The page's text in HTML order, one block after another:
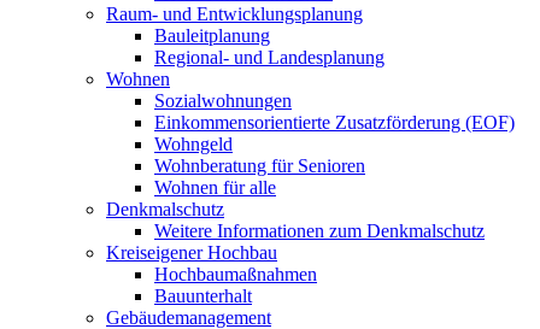
Raum- und Entwicklungsplanung
Bauleitplanung
Regional- und Landesplanung
Wohnen
Sozialwohnungen
Einkommensorientierte Zusatzförderung (EOF)
Wohngeld
Wohnberatung für Senioren
Wohnen für alle
Denkmalschutz
Weitere Informationen zum Denkmalschutz
Kreiseigener Hochbau
Hochbaumaßnahmen
Bauunterhalt
Gebäudemanagement